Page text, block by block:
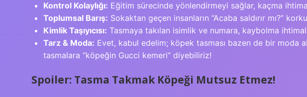
Kontrol Kolaylığı: Eğitim sürecinde yönlendirmeyi sağlar, kaçma
Toplumsal Barış: Sokaktan geçen insanların “Acaba saldırır mı?”
Kimlik Taşıyıcısı: Tasmaya takılan isimlik ve numara, kaybolma
Tarz & Moda: Evet, kabul edelim; köpek tasması bazen de bir moda
tasmalara “köpeğin Gucci kemeri” diyebiliriz!
Spoiler: Tasma Takmak Köpeği Mutsuz Etmez!